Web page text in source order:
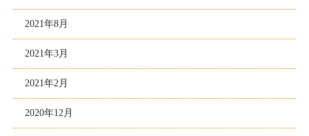
2021年8月
2021年3月
2021年2月
2020年12月